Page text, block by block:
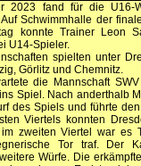
2023 fand für die U16-
Schwimmhalle der
konnte Trainer Leon
U14-Spieler.
spielten unter
Görlitz und Chemnitz.
die Mannschaft
Spiel. Nach anderthalb
des Spiels und führte
Viertels konnten
im zweiten Viertel war es
Tor traf. Der
Würfe. Die